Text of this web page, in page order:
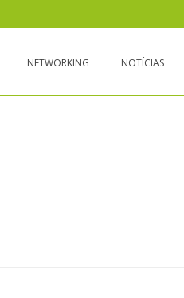
NETWORKING NOTÍCIAS